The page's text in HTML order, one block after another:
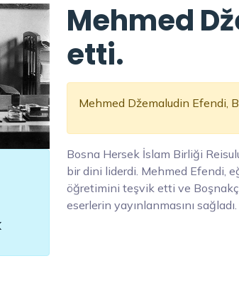
Mehmed
etti.
Mehmed Džemaludin Efendi,
Bosna Hersek İslam Birliği
bir dini liderdi. Mehmed Efendi,
öğretimini teşvik etti ve
eserlerin yayınlanmasını sağladı.